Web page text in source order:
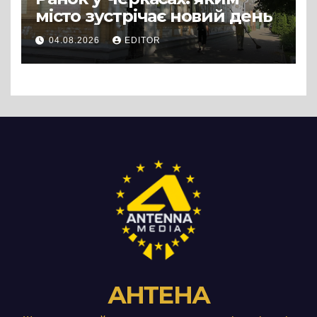
місто зустрічає новий день
04.08.2026 EDITOR
АНТЕНА